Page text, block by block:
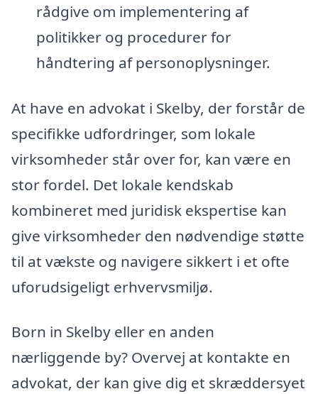
rådgive om implementering af
politikker og procedurer for
håndtering af personoplysninger.
At have en advokat i Skelby, der forstår de
specifikke udfordringer, som lokale
virksomheder står over for, kan være en
stor fordel. Det lokale kendskab
kombineret med juridisk ekspertise kan
give virksomheder den nødvendige støtte
til at vækste og navigere sikkert i et ofte
uforudsigeligt erhvervsmiljø.
Born in Skelby eller en anden
nærliggende by? Overvej at kontakte en
advokat, der kan give dig et skræddersyet